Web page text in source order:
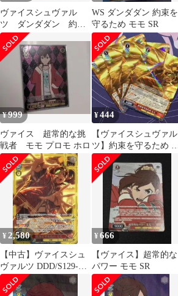
ヴァイスシュヴァル
ツ ダンダダン 約束
を守るため モモ SR
星3 3枚
WS ダンダダン 約束を
守るため モモ SR
¥999
ヴァイス 超常的な挑
戦者 モモ プロモ ホロ
¥444
【ヴァイスシュヴァル
ツ】約束を守るため モ
モ rr
¥ 2,580
【中古】ヴァイスシュ
ヴァルツ DDD/S129-
043S[SR★★★]：(ホ
ロ)約束を守るため モ
¥666
【ヴァイス】超常的な
パワー モモ SR